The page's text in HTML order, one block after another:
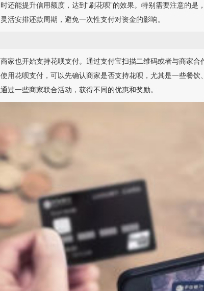
还能提升信用额度，达到“刷花呗”的效果。特别需要注意的
活安排还款周期，避免一次性支付对资金的影响。
家也开始支持花呗支付。通过支付宝扫描二维码或者与商家
用花呗支付，可以先确认商家是否支持花呗，尤其是一些餐
过一些商家联合活动，获得不同的优惠和奖励。